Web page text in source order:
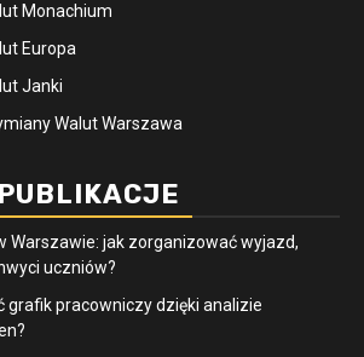
Monachium
Europa
Janki
Walut Warszawa
Warszawie: jak zorganizować wyjazd,
uczniów?
pracowniczy dzięki analizie